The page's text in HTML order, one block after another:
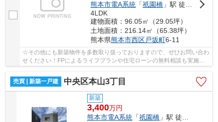
熊本市電A系統「祇園橋」駅 徒歩27分
4LDK
建物面積：96.05㎡（29.05坪）
土地面積：216.14㎡（65.38坪）
熊本県熊本市西区戸坂町6-11
☆その他にも新築物件を多数取り扱っておりますので、ぜひお問い合わ
せください！FPによるライフプランや住宅ローンの無料相談も実施中
売買 | 新築一戸建
中央区本山3丁目
新築
3,400万円
熊本市電A系統「祇園橋」駅 徒歩11分